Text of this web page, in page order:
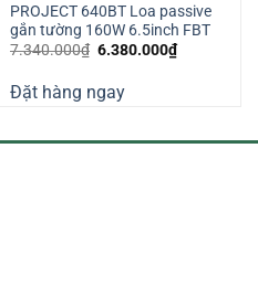
PROJECT 640BT Loa passive
gắn tường 160W 6.5inch FBT
7.340.000₫ Giá
7.340.000₫.
6.380.000₫Giá
hiện
Đặt hàng ngay